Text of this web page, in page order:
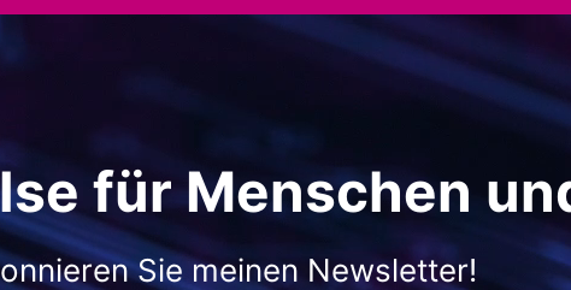
für Menschen
Sie meinen Newsletter!